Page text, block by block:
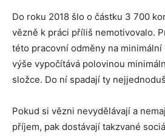
Do roku 2018 šlo o částku 3 700
vězně k práci příliš nemotivovalo.
této pracovní odměny na
výše vypočítává polovinou
složce. Do ní spadají ty
Pokud si vězni nevydělávají a
příjem, pak dostávají takzvané